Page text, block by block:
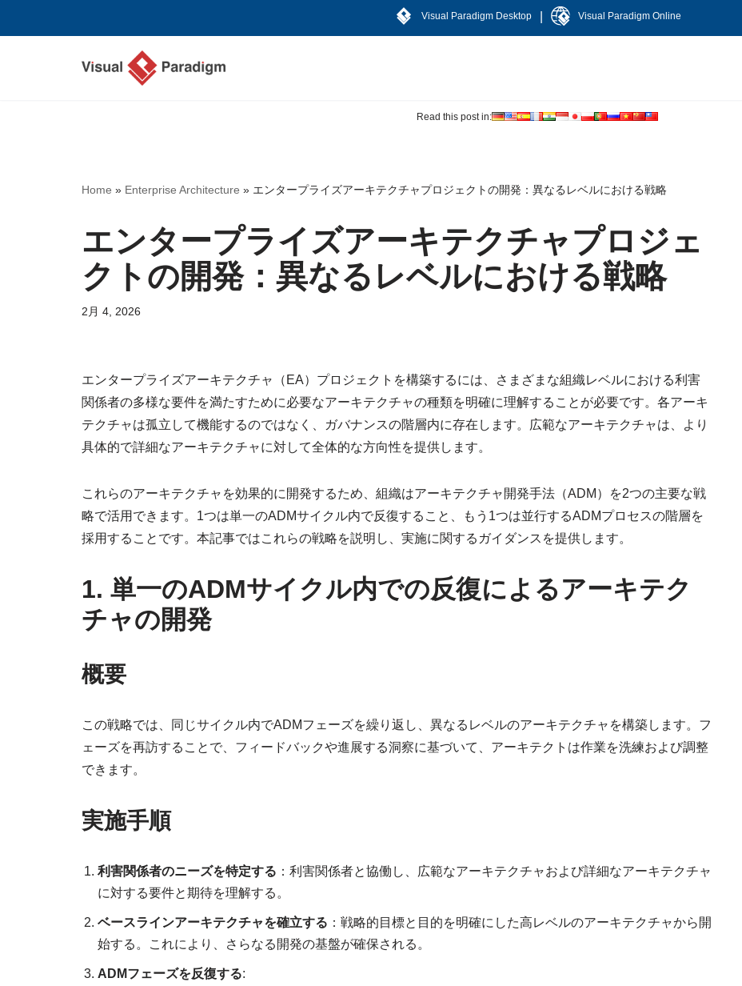
Visual Paradigm Desktop Visual Paradigm Online
Read this post in:
Home » Enterprise Architecture » エンタープライズアーキテクチャプロジェクトの開発：異なるレベルにおける戦略
エンタープライズアーキテクチャプロジェ
クトの開発：異なるレベルにおける戦略
2月 4, 2026
エンタープライズアーキテクチャ（EA）プロジェクトを構築するには、さまざまな組織レベルにおける利害
関係者の多様な要件を満たすために必要なアーキテクチャの種類を明確に理解することが必要です。各アーキ
テクチャは孤立して機能するのではなく、ガバナンスの階層内に存在します。広範なアーキテクチャは、より
具体的で詳細なアーキテクチャに対して全体的な方向性を提供します。
これらのアーキテクチャを効果的に開発するため、組織はアーキテクチャ開発手法（ADM）を2つの主要な戦
略で活用できます。1つは単一のADMサイクル内で反復すること、もう1つは並行するADMプロセスの階層を
採用することです。本記事ではこれらの戦略を説明し、実施に関するガイダンスを提供します。
1. 単一のADMサイクル内での反復によるアーキテク
チャの開発
概要
この戦略では、同じサイクル内でADMフェーズを繰り返し、異なるレベルのアーキテクチャを構築します。フ
ェーズを再訪することで、フィードバックや進展する洞察に基づいて、アーキテクトは作業を洗練および調整
できます。
実施手順
利害関係者のニーズを特定する ：利害関係者と協働し、広範なアーキテクチャおよび詳細なアーキテクチャ
に対する要件と期待を理解する。
ベースラインアーキテクチャを確立する ：戦略的目標と目的を明確にした高レベルのアーキテクチャから開
始する。これにより、さらなる開発の基盤が確保される。
ADMフェーズを反復する: